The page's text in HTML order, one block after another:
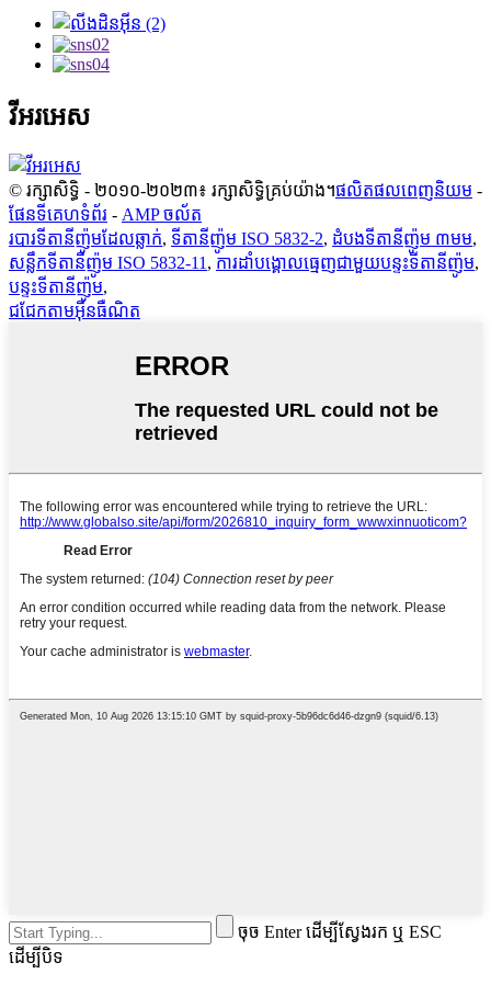
វីអរអេស
© រក្សាសិទ្ធិ - ២០១០-២០២៣៖ រក្សាសិទ្ធិគ្រប់យ៉ាង។ផលិតផលពេញនិយម -
ផែនទីគេហទំព័រ - AMP ចល័ត
របារទីតានីញ៉ូមដែលឆ្លាក់, ទីតានីញ៉ូម ISO 5832-2, ដំបងទីតានីញ៉ូម ៣មម,
សន្លឹកទីតានីញ៉ូម ISO 5832-11, ការដាំបង្គោលធ្មេញជាមួយបន្ទះទីតានីញ៉ូម,
បន្ទះទីតានីញ៉ូម,
ជជែកតាមអ៊ីនធឺណិត
ចុច Enter ដើម្បីស្វែងរក ឬ ESC
ដើម្បីបិទ